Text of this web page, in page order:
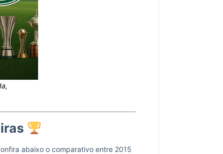
abaixo o comparativo entre 2015